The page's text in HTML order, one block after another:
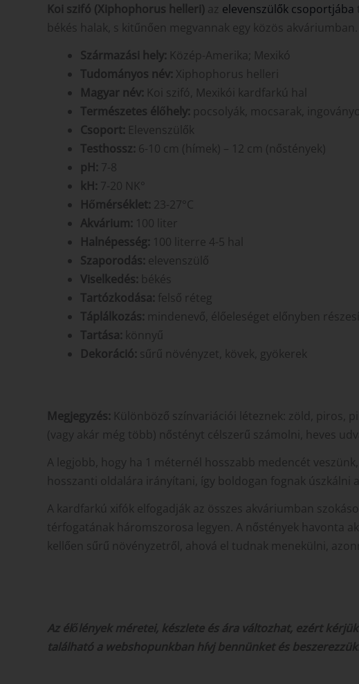
Koi szifó (Xiphophorus helleri) az elevenszülők csoportjába
békés halak, s kitűnően megvannak egy közös akváriumban.
Származási hely: Közép-Amerika; Mexikó
Tudományos név: Xiphophorus helleri
Magyar név: Koi szifó, Mexikói kardfarkú hal
Természetes élőhely: pocsolyák, mocsarak,
Csoport: Elevenszülők
Testhossz: 6-10 cm (hímek) – 12 cm (nőstények)
pH: 7-8
kH: 7-20 NK°
Hőmérséklet: 23-27°C
Akvárium: 100 liter
Halnépesség: 100 literre 4-5 hal
Szaporodás: elevenszülő
Viselkedés: békés
Tartózkodása: felső réteg
Táplálkozás: mindenevő, élőeleséget előnyben
Tartása: könnyű
Dekoráció: sűrű növényzet, kövek, gyökerek
Megjegyzés: Különböző színvariációi léteznek: zöld, piros,
(vagy akár még több) nőstényt célszerű számolni, heves
A legjobb, hogy ha 1 méternél hosszabb medencét
hosszanti oldalára irányítani, így boldogan fognak úszkálni
A kardfarkú xifók elfogadják az összes akváriumban
térfogatának háromszorosa legyen. A nőstények havonta
kellően sűrű növényzetről, ahová el tudnak menekülni,
Az élőlények méretei, készlete és ára változhat, ezért
található a webshopunkban hívj bennünket és